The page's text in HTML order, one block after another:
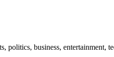
politics, business, entertainment,